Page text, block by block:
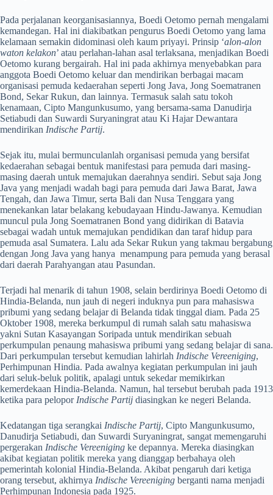
Pada perjalanan keorganisasiannya, Boedi Oetomo pernah mengalami
kemandegan. Hal ini diakibatkan pengurus Boedi Oetomo yang lama
kelamaan semakin didominasi oleh kaum priyayi. Prinsip ‘alon-alon
waton kelakon’ atau perlahan-lahan asal terlaksana, menjadikan Boedi
Oetomo kurang bergairah. Hal ini pada akhirnya menyebabkan para
anggota Boedi Oetomo keluar dan mendirikan berbagai macam
organisasi pemuda kedaerahan seperti Jong Java, Jong Soematranen
Bond, Sekar Rukun, dan lainnya. Termasuk salah satu tokoh
kenamaan, Cipto Mangunkusumo, yang bersama-sama Danudirja
Setiabudi dan Suwardi Suryaningrat atau Ki Hajar Dewantara
mendirikan Indische Partij.
Sejak itu, mulai bermunculanlah organisasi pemuda yang bersifat
kedaerahan sebagai bentuk manifestasi para pemuda dari masing-
masing daerah untuk memajukan daerahnya sendiri. Sebut saja Jong
Java yang menjadi wadah bagi para pemuda dari Jawa Barat, Jawa
Tengah, dan Jawa Timur, serta Bali dan Nusa Tenggara yang
menekankan latar belakang kebudayaan Hindu-Jawanya. Kemudian
muncul pula Jong Soematranen Bond yang didirikan di Batavia
sebagai wadah untuk memajukan pendidikan dan taraf hidup para
pemuda asal Sumatera. Lalu ada Sekar Rukun yang takmau bergabung
dengan Jong Java yang hanya menampung para pemuda yang berasal
dari daerah Parahyangan atau Pasundan.
Terjadi hal menarik di tahun 1908, selain berdirinya Boedi Oetomo di
Hindia-Belanda, nun jauh di negeri induknya pun para mahasiswa
pribumi yang sedang belajar di Belanda tidak tinggal diam. Pada 25
Oktober 1908, mereka berkumpul di rumah salah satu mahasiswa
yakni Sutan Kasayangan Soripada untuk mendirikan sebuah
perkumpulan penaung mahasiswa pribumi yang sedang belajar di sana.
Dari perkumpulan tersebut kemudian lahirlah Indische Vereeniging,
Perhimpunan Hindia. Pada awalnya kegiatan perkumpulan ini jauh
dari seluk-beluk politik, apalagi untuk sekedar memikirkan
kemerdekaan Hindia-Belanda. Namun, hal tersebut berubah pada 1913
ketika para peloporIndische Partij diasingkan ke negeri Belanda.
Kedatangan tiga serangkai Indische Partij, Cipto Mangunkusumo,
Danudirja Setiabudi, dan Suwardi Suryaningrat, sangat memengaruhi
pergerakan Indische Vereeniging ke depannya. Mereka diasingkan
akibat kegiatan politik mereka yang dianggap berbahaya oleh
pemerintah kolonial Hindia-Belanda. Akibat pengaruh dari ketiga
orang tersebut, akhirnya Indische Vereeniging berganti nama menjadi
Perhimpunan Indonesia pada 1925.